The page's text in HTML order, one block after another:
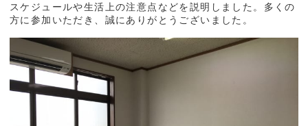
スケジュールや生活上の注意点などを説明しました。多くの
方に参加いただき、誠にありがとうございました。